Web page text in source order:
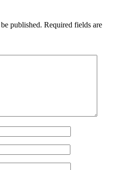
published. Required fields are